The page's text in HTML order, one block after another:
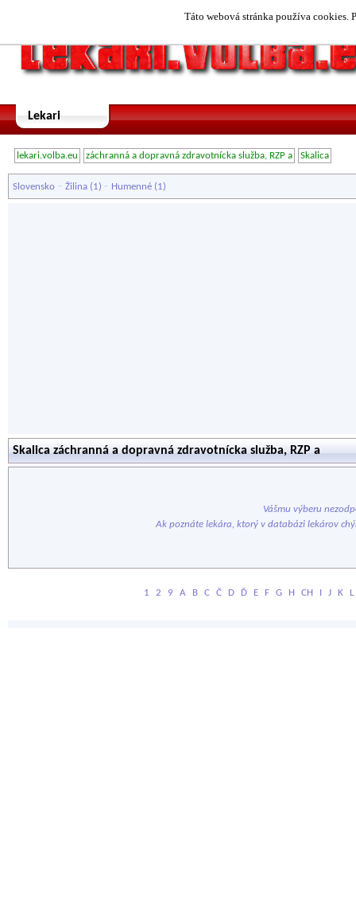
Táto webová stránka používa cookies.
Lekari
lekari.volba.eu záchranná a dopravná zdravotnícka služba, RZP a Skalica
Slovensko - Žilina (1) - Humenné (1)
Skalica záchranná a dopravná zdravotnícka služba, RZP a
Vášmu výberu
Ak poznáte lekára, ktorý v databázi lekárov
1 2 9 A B C Č D Ď E F G H CH I J K L